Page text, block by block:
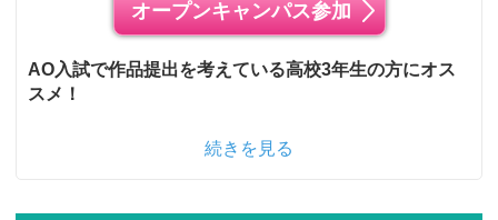
オープンキャンパス参加
AO入試で作品提出を考えている高校3年生の方にオス
スメ！
続きを見る